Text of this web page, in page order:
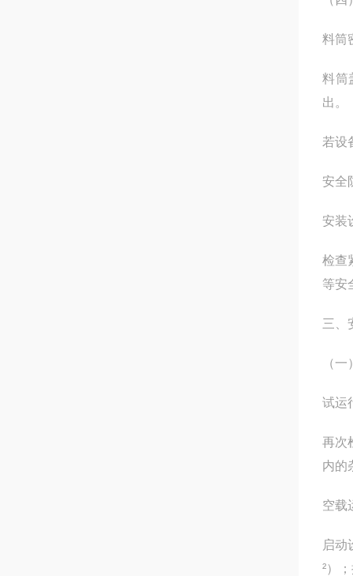
料筒
料筒
出。
若设
安全
安装
检查
等安
三、
（
试运
再次
内的
空载
启动
²）